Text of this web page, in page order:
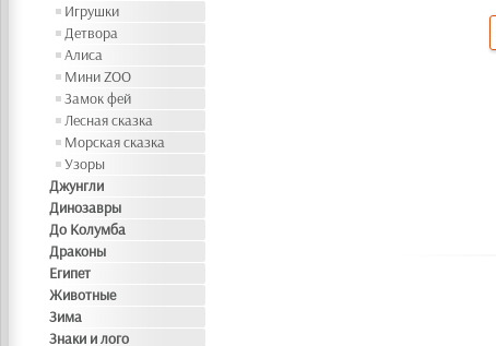
Игрушки
Детвора
Алиса
Мини ZOO
Замок фей
Лесная сказка
Морская сказка
Узоры
Джунгли
Динозавры
До Колумба
Драконы
Египет
Животные
Зима
Знаки и лого